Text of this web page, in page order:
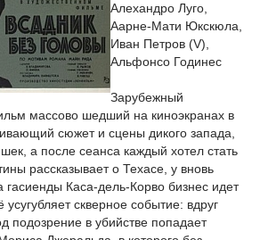
Алехандро Луго,
Аарне-Мати Юкскюла,
Иван Петров (V),
Альфонсо Годинес
Зарубежный
массово шедший на киноэкранах в
сюжет и сцены дикого запада,
а после сеанса каждый хотел стать
рассказывает о Техасе, у вновь
гасиенды Каса-дель-Корво бизнес идет
усугубляет скверное событие: вдруг
подозрение в убийстве попадает